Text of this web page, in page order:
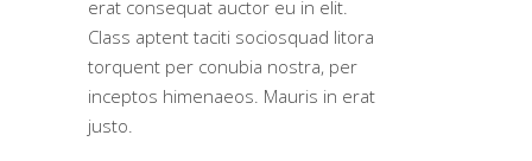
erat consequat auctor eu in elit.
Class aptent taciti sociosquad litora
torquent per conubia nostra, per
inceptos himenaeos. Mauris in erat
justo.